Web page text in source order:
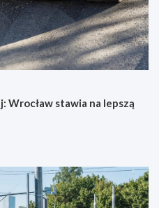
Wrocław stawia na lepszą